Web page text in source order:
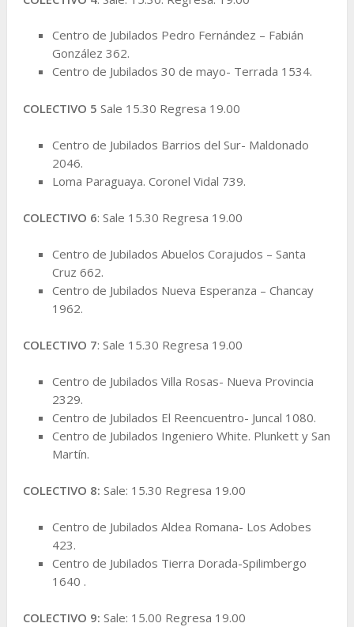
Centro de Jubilados Pedro Fernández – Fabián
González 362.
Centro de Jubilados 30 de mayo- Terrada 1534.
COLECTIVO 5 Sale 15.30 Regresa 19.00
Centro de Jubilados Barrios del Sur- Maldonado
2046.
Loma Paraguaya. Coronel Vidal 739.
COLECTIVO 6: Sale 15.30 Regresa 19.00
Centro de Jubilados Abuelos Corajudos – Santa
Cruz 662.
Centro de Jubilados Nueva Esperanza – Chancay
1962.
COLECTIVO 7: Sale 15.30 Regresa 19.00
Centro de Jubilados Villa Rosas- Nueva Provincia
2329.
Centro de Jubilados El Reencuentro- Juncal 1080.
Centro de Jubilados Ingeniero White. Plunkett y San
Martín.
COLECTIVO 8: Sale: 15.30 Regresa 19.00
Centro de Jubilados Aldea Romana- Los Adobes
423.
Centro de Jubilados Tierra Dorada-Spilimbergo
1640 .
COLECTIVO 9: Sale: 15.00 Regresa 19.00